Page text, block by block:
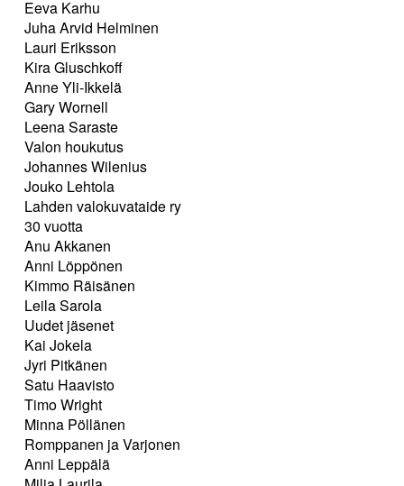
Eeva Karhu
Juha Arvid Helminen
Lauri Eriksson
Kira Gluschkoff
Anne Yli-Ikkelä
Gary Wornell
Leena Saraste
Valon houkutus
Johannes Wilenius
Jouko Lehtola
Lahden valokuvataide ry
30 vuotta
Anu Akkanen
Anni Löppönen
Kimmo Räisänen
Leila Sarola
Uudet jäsenet
Kai Jokela
Jyri Pitkänen
Satu Haavisto
Timo Wright
Minna Pöllänen
Romppanen ja Varjonen
Anni Leppälä